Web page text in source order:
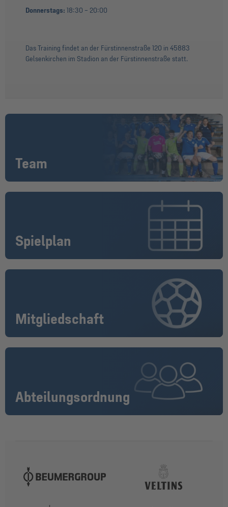
Donnerstags: 18:30 – 20:00
Das Training findet an der Fürstinnenstraße 120 in 45883
Gelsenkirchen im Stadion an der Fürstinnenstraße statt.
Team
Spielplan
Mitgliedschaft
Abteilungsordnung